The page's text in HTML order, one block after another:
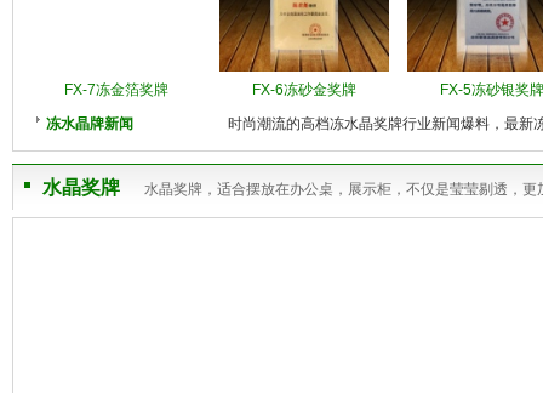
FX-7冻金箔奖牌 FX-6冻砂金奖牌
FX-5冻砂银奖牌
冻水晶牌新闻
时尚潮流的高档冻水晶奖牌行业新闻爆料，最
水晶奖牌 水晶奖牌，适合摆放在办公桌，展示柜，不仅是莹莹剔透，